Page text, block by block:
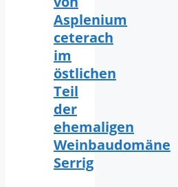
Asplenium
ceterach
im
östlichen
Teil
der
ehemaligen
Weinbaudomäne
Serrig